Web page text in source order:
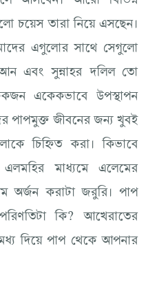
চয়েস তারা নিয়ে এসছেন।
এগুলোর সাথে সেগুলো
এবং সুন্নাহর দলিল তো
একেকভাবে উপস্থাপন
পাপমুক্ত জীবনের জন্য খুবই
চিহ্নিত করা। কিভাবে
মাধ্যমে এলেমের
অর্জন করাটা জরুরি। পাপ
কি? আখেরাতের
দিয়ে পাপ থেকে আপনার